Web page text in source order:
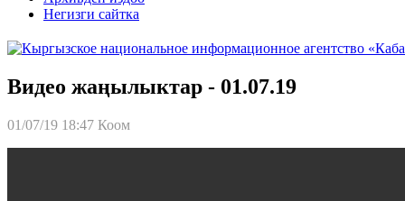
Негизги сайтка
Видео жаңылыктар - 01.07.19
01/07/19 18:47 Коом